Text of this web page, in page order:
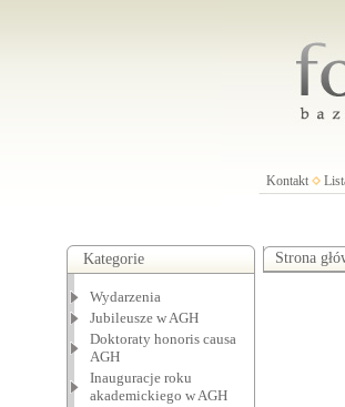
Kontakt
Kategorie
Wydarzenia
Jubileusze w AGH
Doktoraty honoris causa
AGH
Inauguracje roku
akademickiego w AGH
Strona